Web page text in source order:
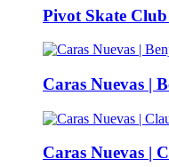
Pivot Skate
Caras Nuevas |
Caras Nuevas |